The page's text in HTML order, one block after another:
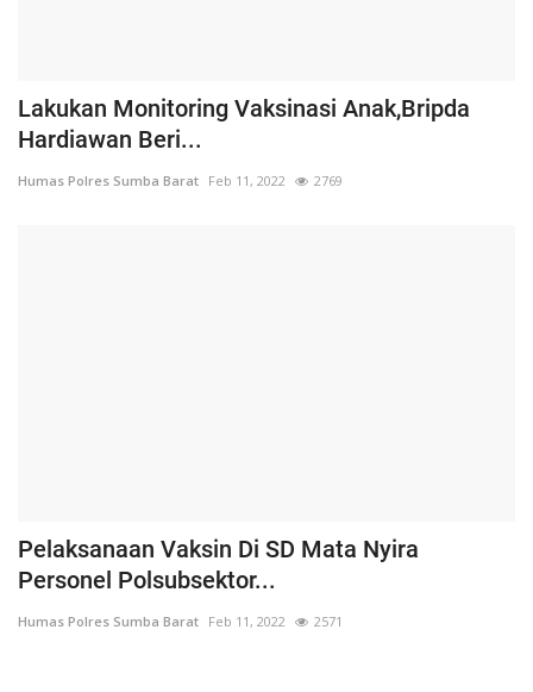
Lakukan Monitoring Vaksinasi Anak,Bripda
Hardiawan Beri...
Humas Polres Sumba Barat Feb 11, 2022 2769
Pelaksanaan Vaksin Di SD Mata Nyira
Personel Polsubsektor...
Humas Polres Sumba Barat Feb 11, 2022 2571